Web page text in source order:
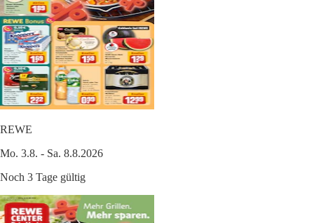
REWE
Mo. 3.8. - Sa. 8.8.2026
Noch 3 Tage gültig